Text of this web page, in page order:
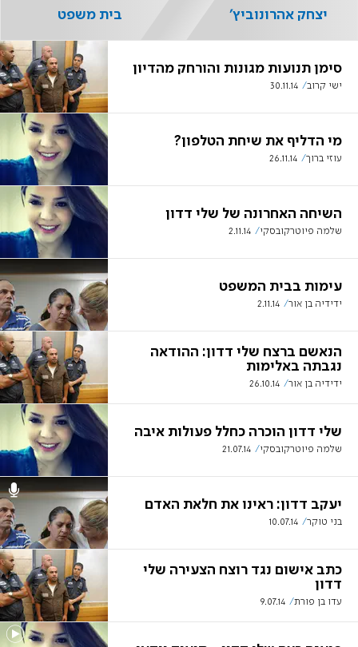
סימן תנועות מגונות והורחק מהדיון
ישי קרוב 30.11.14
מי הדליף את שיחת הטלפון?
עוזי ברוך 26.11.14
השיחה האחרונה של שלי דדון
שלמה פיוטרקובסקי 2.11.14
עימות בבית המשפט
ידידיה בן אור 2.11.14
הנאשם ברצח שלי דדון: ההודאה
נגבתה באלימות
ידידיה בן אור 26.10.14
שלי דדון הוכרה כחלל פעולות איבה
שלמה פיוטרקובסקי 21.07.14
יעקב דדון: ראינו את חלאת האדם
בני טוקר 10.07.14
כתב אישום נגד רוצח הצעירה שלי
דדון
עדו בן פורת 9.07.14
יצחק אהרונוביץ' בית משפט